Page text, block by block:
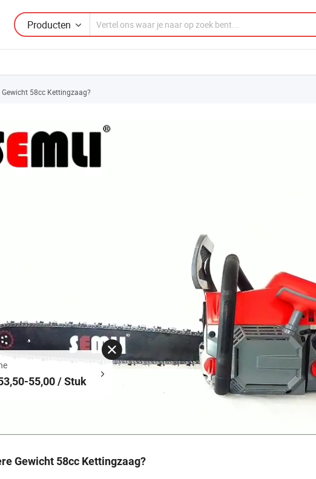
Producten
58cc Kettingzaag?
55,00 / Stuk
Gewicht 58cc Kettingzaag?